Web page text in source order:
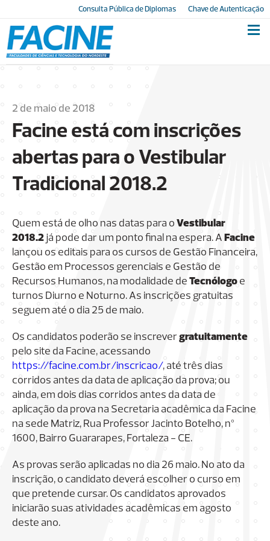
Consulta Pública de Diplomas Chave de Autenticação
2 de maio de 2018
Facine está com inscrições
abertas para o Vestibular
Tradicional 2018.2
Quem está de olho nas datas para o Vestibular
2018.2 já pode dar um ponto final na espera. A Facine
lançou os editais para os cursos de Gestão Financeira,
Gestão em Processos gerenciais e Gestão de
Recursos Humanos, na modalidade de Tecnólogo e
turnos Diurno e Noturno. As inscrições gratuitas
seguem até o dia 25 de maio.
Os candidatos poderão se inscrever gratuitamente
pelo site da Facine, acessando
https://facine.com.br/inscricao/, até três dias
corridos antes da data de aplicação da prova; ou
ainda, em dois dias corridos antes da data de
aplicação da prova na Secretaria acadêmica da Facine
na sede Matriz, Rua Professor Jacinto Botelho, nº
1600, Bairro Guararapes, Fortaleza - CE.
As provas serão aplicadas no dia 26 maio. No ato da
inscrição, o candidato deverá escolher o curso em
que pretende cursar. Os candidatos aprovados
iniciarão suas atividades acadêmicas em agosto
deste ano.